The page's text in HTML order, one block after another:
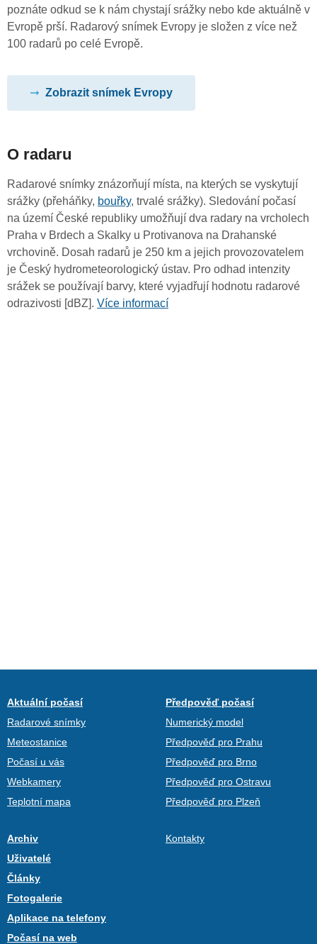
poznáte odkud se k nám chystají srážky nebo kde aktuálně v
Evropě prší. Radarový snímek Evropy je složen z více než
100 radarů po celé Evropě.
Zobrazit snímek Evropy
O radaru
Radarové snímky znázorňují místa, na kterých se vyskytují
srážky (přeháňky, bouřky, trvalé srážky). Sledování počasí
na území České republiky umožňují dva radary na vrcholech
Praha v Brdech a Skalky u Protivanova na Drahanské
vrchovině. Dosah radarů je 250 km a jejich provozovatelem
je Český hydrometeorologický ústav. Pro odhad intenzity
srážek se používají barvy, které vyjadřují hodnotu radarové
odrazivosti [dBZ]. Více informací
Aktuální počasí
Radarové snímky
Meteostanice
Počasí u vás
Webkamery
Teplotní mapa
Předpověď počasí
Numerický model
Předpověď pro Prahu
Předpověď pro Brno
Předpověď pro Ostravu
Předpověď pro Plzeň
Archiv
Uživatelé
Články
Fotogalerie
Aplikace na telefony
Počasí na web
Kontakty